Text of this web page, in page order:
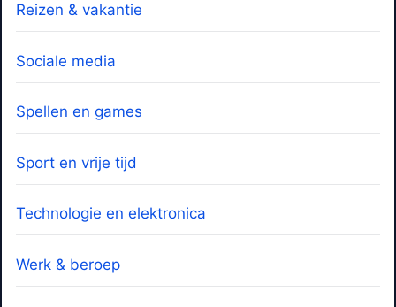
Reizen & vakantie
Sociale media
Spellen en games
Sport en vrije tijd
Technologie en elektronica
Werk & beroep